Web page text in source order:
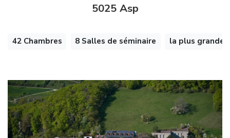
5025 Asp
42 Chambres 8 Salles de séminaire la plus grande